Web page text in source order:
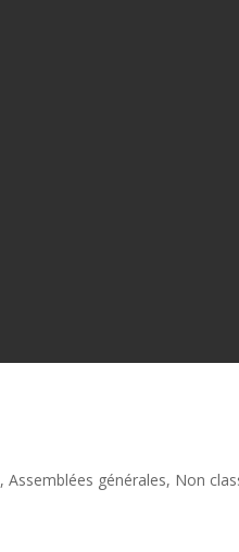
,Assemblées générales, Non